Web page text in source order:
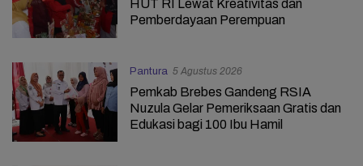
HUT RI Lewat Kreativitas dan
Pemberdayaan Perempuan
Pantura 5 Agustus 2026
Pemkab Brebes Gandeng RSIA
Nuzula Gelar Pemeriksaan Gratis dan
Edukasi bagi 100 Ibu Hamil